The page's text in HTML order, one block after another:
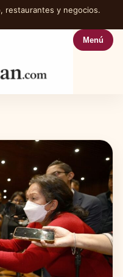
restaurantes y negocios.
Menú